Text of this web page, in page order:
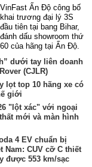
VinFast Ấn Độ công bố
khai trương đại lý 3S
đầu tiên tại bang Bihar,
đánh dấu showroom thứ
60 của hãng tại Ấn Độ.
dưới tay liên doanh
(CJLR)
lọt top 10 hãng xe có
giới
"lột xác" với ngoại
mới và màn hình
4 EV chuẩn bị
Nam: CUV cỡ C thiết
được 553 km/sạc